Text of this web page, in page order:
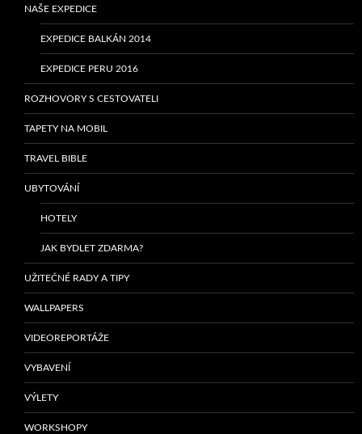
NAŠE EXPEDICE
EXPEDICE BALKÁN 2014
EXPEDICE PERU 2016
ROZHOVORY S CESTOVATELI
TAPETY NA MOBIL
TRAVEL BIBLE
UBYTOVÁNÍ
HOTELY
JAK BYDLET ZDARMA?
UŽITEČNÉ RADY A TIPY
WALLPAPERS
VIDEOREPORTÁŽE
VYBAVENÍ
VÝLETY
WORKSHOPY